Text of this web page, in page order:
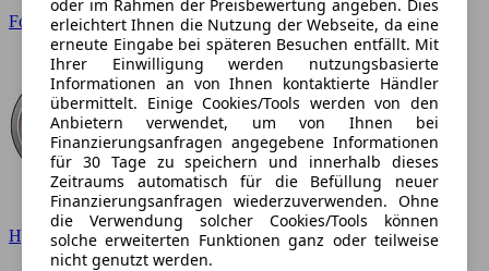
Ford
Hyundai
oder im Rahmen der Preisbewertung angeben. Dies
erleichtert Ihnen die Nutzung der Webseite, da eine
erneute Eingabe bei späteren Besuchen entfällt. Mit
Ihrer Einwilligung werden nutzungsbasierte
Informationen an von Ihnen kontaktierte Händler
übermittelt. Einige Cookies/Tools werden von den
Anbietern verwendet, um von Ihnen bei
Finanzierungsanfragen angegebene Informationen
für 30 Tage zu speichern und innerhalb dieses
Zeitraums automatisch für die Befüllung neuer
Finanzierungsanfragen wiederzuverwenden. Ohne
die Verwendung solcher Cookies/Tools können
solche erweiterten Funktionen ganz oder teilweise
nicht genutzt werden.